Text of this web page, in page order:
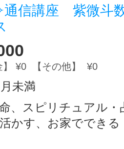
信講座 紫微斗
】 ¥0 【その他】 ¥0
未満
、スピリチュアル・
かす、お家でできる